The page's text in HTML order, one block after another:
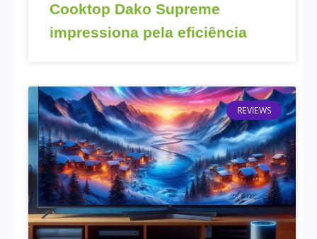
Cooktop Dako Supreme
impressiona pela eficiência
REVIEWS